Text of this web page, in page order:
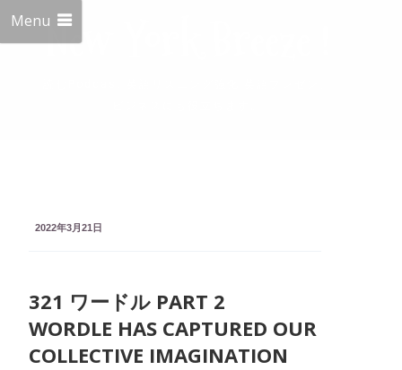
New York Breeze !
Menu
2022年3月21日
321 ワードル PART 2
WORDLE HAS CAPTURED OUR
COLLECTIVE IMAGINATION